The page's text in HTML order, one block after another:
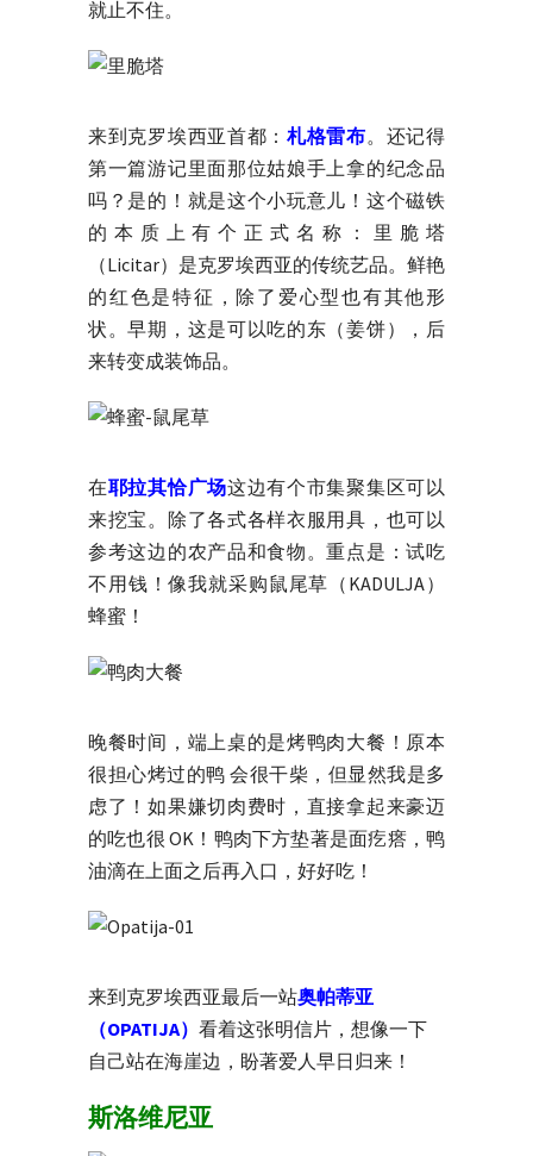
就止不住。
来到克罗埃西亚首都：札格雷布。还记得
第一篇游记里面那位姑娘手上拿的纪念品
吗？是的！就是这个小玩意儿！这个磁铁
的本质上有个正式名称：里脆塔
（Licitar）是克罗埃西亚的传统艺品。鲜艳
的红色是特征，除了爱心型也有其他形
状。早期，这是可以吃的东（姜饼），后
来转变成装饰品。
在耶拉其恰广场这边有个市集聚集区可以
来挖宝。除了各式各样衣服用具，也可以
参考这边的农产品和食物。重点是：试吃
不用钱！像我就采购鼠尾草（KADULJA）
蜂蜜！
晚餐时间，端上桌的是烤鸭肉大餐！原本
很担心烤过的鸭 会很干柴，但显然我是多
虑了！如果嫌切肉费时，直接拿起来豪迈
的吃也很 OK！鸭肉下方垫著是面疙瘩，鸭
油滴在上面之后再入口，好好吃！
来到克罗埃西亚最后一站奥帕蒂亚
（OPATIJA） 看着这张明信片，想像一下
自己站在海崖边，盼著爱人早日归来！
斯洛维尼亚